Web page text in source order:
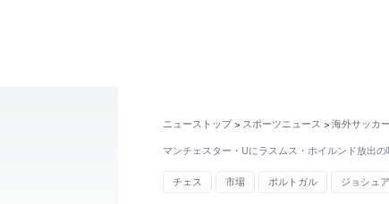
ニューストップ > スポーツニュース > 海外サッカ
マンチェスター・Uにラスムス・ホイルンド放出
チェス 市場 ポルトガル ジョシュア